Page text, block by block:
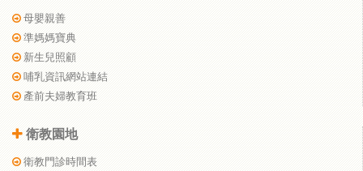
母嬰親善
準媽媽寶典
新生兒照顧
哺乳資訊網站連結
產前夫婦教育班
衛教園地
衛教門診時間表